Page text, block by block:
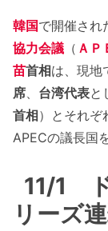
韓国で開催され
協力会議 （ ＡＰ
苗首相は、現地
席、 台湾代表と
首相）とそれぞ
APECの議長国
11/1
リーズ